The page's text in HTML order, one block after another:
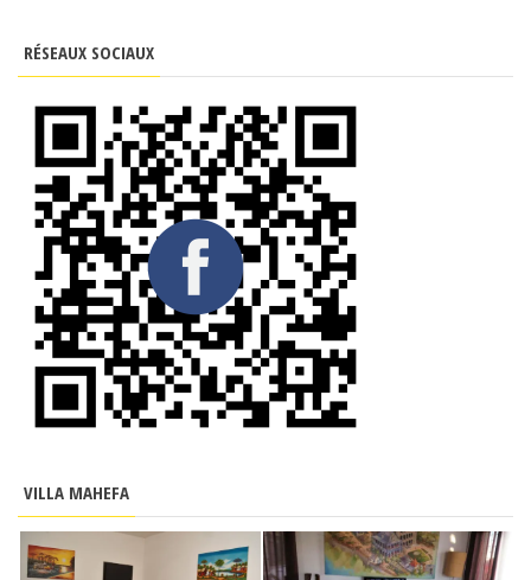
RÉSEAUX SOCIAUX
VILLA MAHEFA